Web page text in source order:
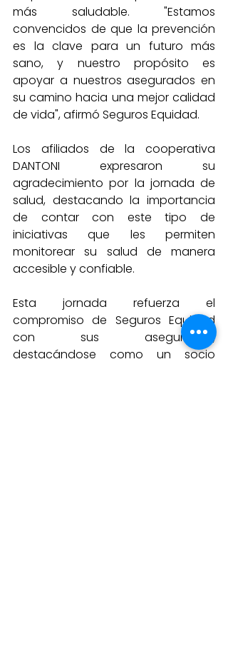
más saludable. "Estamos
convencidos de que la prevención
es la clave para un futuro más
sano, y nuestro propósito es
apoyar a nuestros asegurados en
su camino hacia una mejor calidad
de vida", afirmó Seguros Equidad.
Los afiliados de la cooperativa
DANTONI expresaron su
agradecimiento por la jornada de
salud, destacando la importancia
de contar con este tipo de
iniciativas que les permiten
monitorear su salud de manera
accesible y confiable.
Esta jornada refuerza el
compromiso de Seguros Equidad
con sus asegurados,
destacándose como un socio